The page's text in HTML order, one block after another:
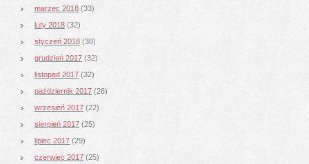
marzec 2018 (33)
luty 2018 (32)
styczeń 2018 (30)
grudzień 2017 (32)
listopad 2017 (32)
październik 2017 (26)
wrzesień 2017 (22)
sierpień 2017 (25)
lipiec 2017 (29)
czerwiec 2017 (25)